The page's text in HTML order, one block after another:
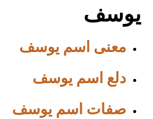
يوسف
معنى اسم يوسف
دلع اسم يوسف
صفات اسم يوسف